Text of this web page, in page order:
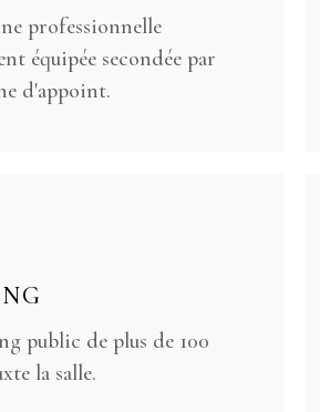
professionnelle
équipée secondée par
d'appoint.
public de plus de 100
la salle.